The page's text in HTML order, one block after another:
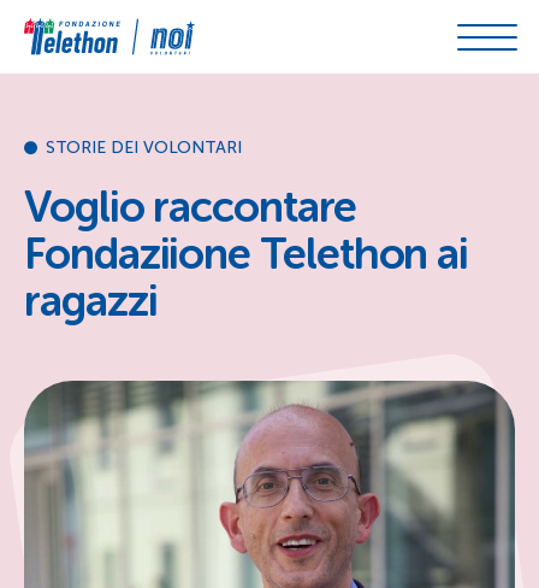
STORIE DEI VOLONTARI
Voglio raccontare
Fondaziione Telethon ai
ragazzi